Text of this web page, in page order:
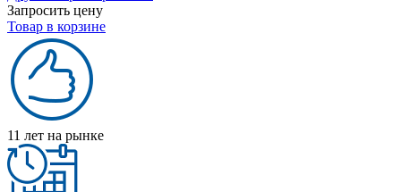
Запросить цену
Товар в корзине
11 лет на рынке